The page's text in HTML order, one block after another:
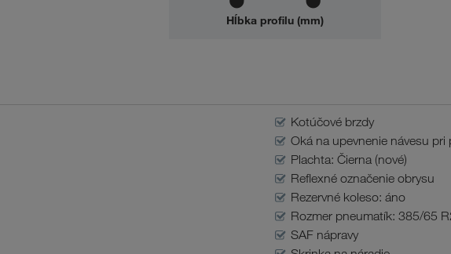
Hĺbka profilu (mm)
Kotúčové brzdy
Oká na upevnenie návesu pri
Plachta: Čierna (nové)
Reflexné označenie obrysu
Rezervné koleso: áno
Rozmer pneumatík: 385/65
SAF nápravy